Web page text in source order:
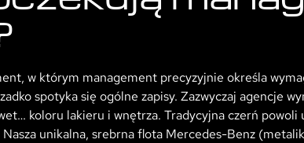
w którym management precyzyjnie określa
spotyka się ogólne zapisy. Zazwyczaj agencje
koloru lakieru i wnętrza. Tradycyjna czerń powoli
unikalna, srebrna flota Mercedes-Benz